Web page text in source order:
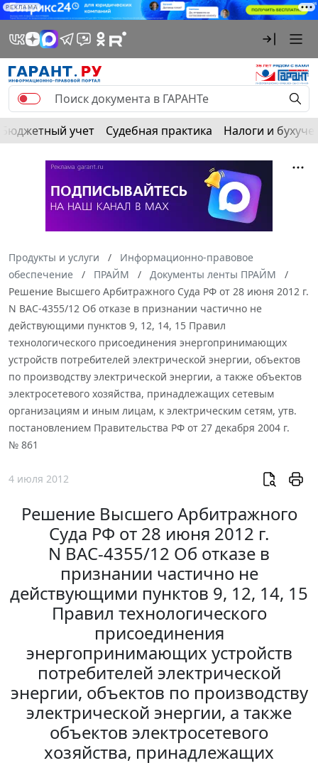
РЕКЛАМА
Бюджетный учет Судебная практика Налоги и
Продукты и услуги
Информационно-правовое
обеспечение
ПРАЙМ
Документы ленты ПРАЙМ
Решение Высшего Арбитражного Суда РФ от 28 июня 2012 г.
N ВАС-4355/12 Об отказе в признании частично не
действующими пунктов 9, 12, 14, 15 Правил
технологического присоединения энергопринимающих
устройств потребителей электрической энергии, объектов
по производству электрической энергии, а также объектов
электросетевого хозяйства, принадлежащих сетевым
организациям и иным лицам, к электрическим сетям, утв.
постановлением Правительства РФ от 27 декабря 2004 г.
№ 861
4 июля 2012
Решение Высшего Арбитражного
Суда РФ от 28 июня 2012 г.
N ВАС-4355/12 Об отказе в
признании частично не
действующими пунктов 9, 12, 14, 15
Правил технологического
присоединения
энергопринимающих устройств
потребителей электрической
энергии, объектов по производству
электрической энергии, а также
объектов электросетевого
хозяйства, принадлежащих